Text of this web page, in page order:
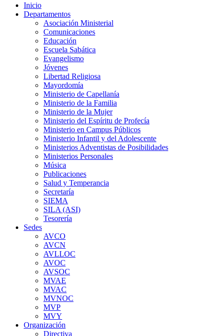
Inicio
Departamentos
Asociación Ministerial
Comunicaciones
Educación
Escuela Sabática
Evangelismo
Jóvenes
Libertad Religiosa
Mayordomía
Ministerio de Capellanía
Ministerio de la Familia
Ministerio de la Mujer
Ministerio del Espíritu de Profecía
Ministerio en Campus Públicos
Ministerio Infantil y del Adolescente
Ministerios Adventistas de Posibilidades
Ministerios Personales
Música
Publicaciones
Salud y Temperancia
Secretaría
SIEMA
SILA (ASI)
Tesorería
Sedes
AVCO
AVCN
AVLLOC
AVOC
AVSOC
MVAE
MVAC
MVNOC
MVP
MVY
Organización
Directiva